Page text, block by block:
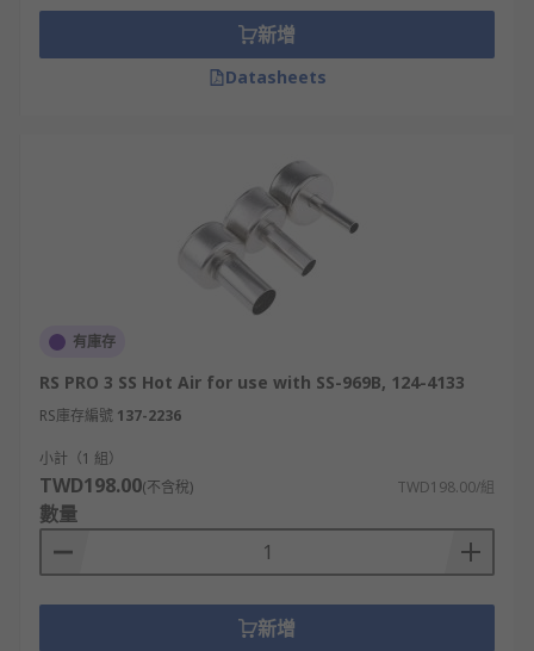
新增
Datasheets
有庫存
RS PRO 3 SS Hot Air for use with SS-969B, 124-4133
RS庫存編號 137-2236
小計（1 組）
TWD198.00(不含稅) TWD198.00/組
數量
新增